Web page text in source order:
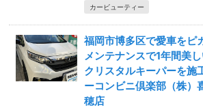
カービューティー
福岡市博多区で愛車をピ
メンテナンスで1年間美
クリスタルキーパーを施
ーコンビニ倶楽部（株）
穂店